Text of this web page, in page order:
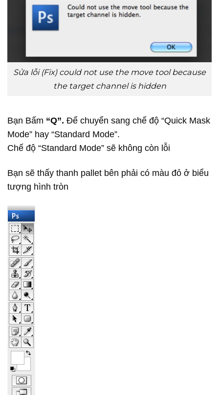
Sửa lỗi (Fix) could not use the move tool because
the target channel is hidden
Bạn Bấm “Q”. Để chuyển sang chế độ “Quick Mask
Mode” hay “Standard Mode”.
Chế độ “Standard Mode” sẽ không còn lỗi
Bạn sẽ thấy thanh pallet bên phải có màu đỏ ở biểu
tượng hình tròn